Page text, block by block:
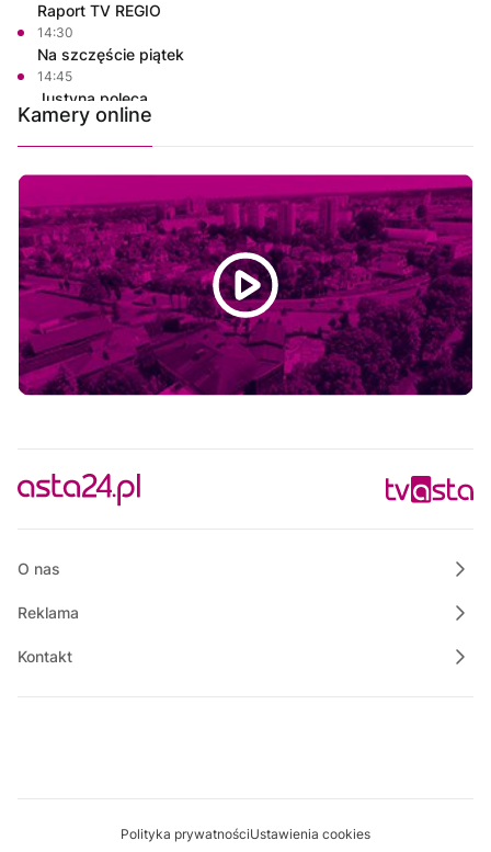
Raport TV REGIO
14:30
Na szczęście piątek
14:45
Justyna poleca
15:00
Złote Bajki Disneya
17:15
Rozmowa dnia
17:30
Ze starych taśm
18:30
Informacje
18:45
Rozmowa dnia
19:00
Powiat Wałecki Blisko Natury
19:35
Wielkopolska na Weekend
Rozmowa dnia
Kamery online
O nas
Reklama
Kontakt
Polityka prywatnościUstawienia cookies